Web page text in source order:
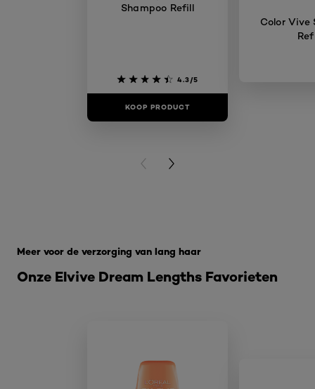
Shampoo Refill
4.3/5
KOOP PRODUCT
Color Vive
PREVIOUS CARD
NEXT CARD
Onze Elvive Dream Lengths Favorieten
Meer voor de verzorging van lang haar